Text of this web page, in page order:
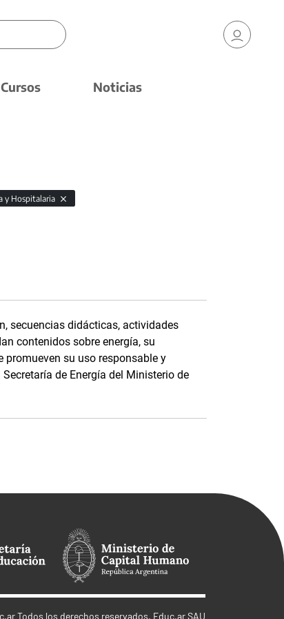
Cursos Noticias
y Hospitalaria
secuencias didácticas, actividades
contenidos sobre energía, su
promueven su uso responsable y
de Energía del Ministerio de
Todos los derechos reservados. Educ.ar SAU